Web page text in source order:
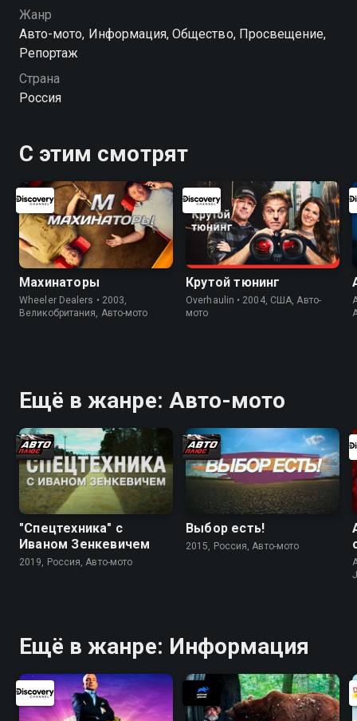
Жанр
Авто-мото, Информация, Общество, Просвещение,
Репортаж
Страна
Россия
С этим смотрят
Махинаторы
Wheeler Dealers • 2003,
Великобритания, Авто-мото
Крутой тюнинг
Overhaulin • 2004, США, Авто-
мото
Ещё в жанре: Авто-мото
"Спецтехника" с
Иваном Зенкевичем
2019, Россия, Авто-мото
Выбор есть!
2015, Россия, Авто-мото
Ещё в жанре: Информация